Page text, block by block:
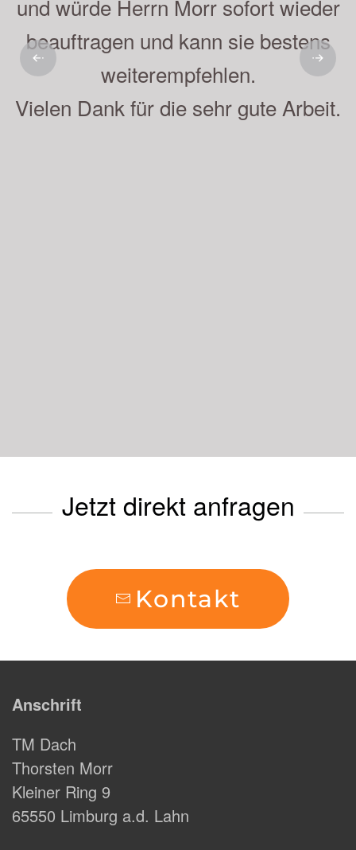
Jetzt direkt anfragen
Kontakt
Anschrift
TM Dach
Thorsten Morr
Kleiner Ring 9
65550 Limburg a.d. Lahn